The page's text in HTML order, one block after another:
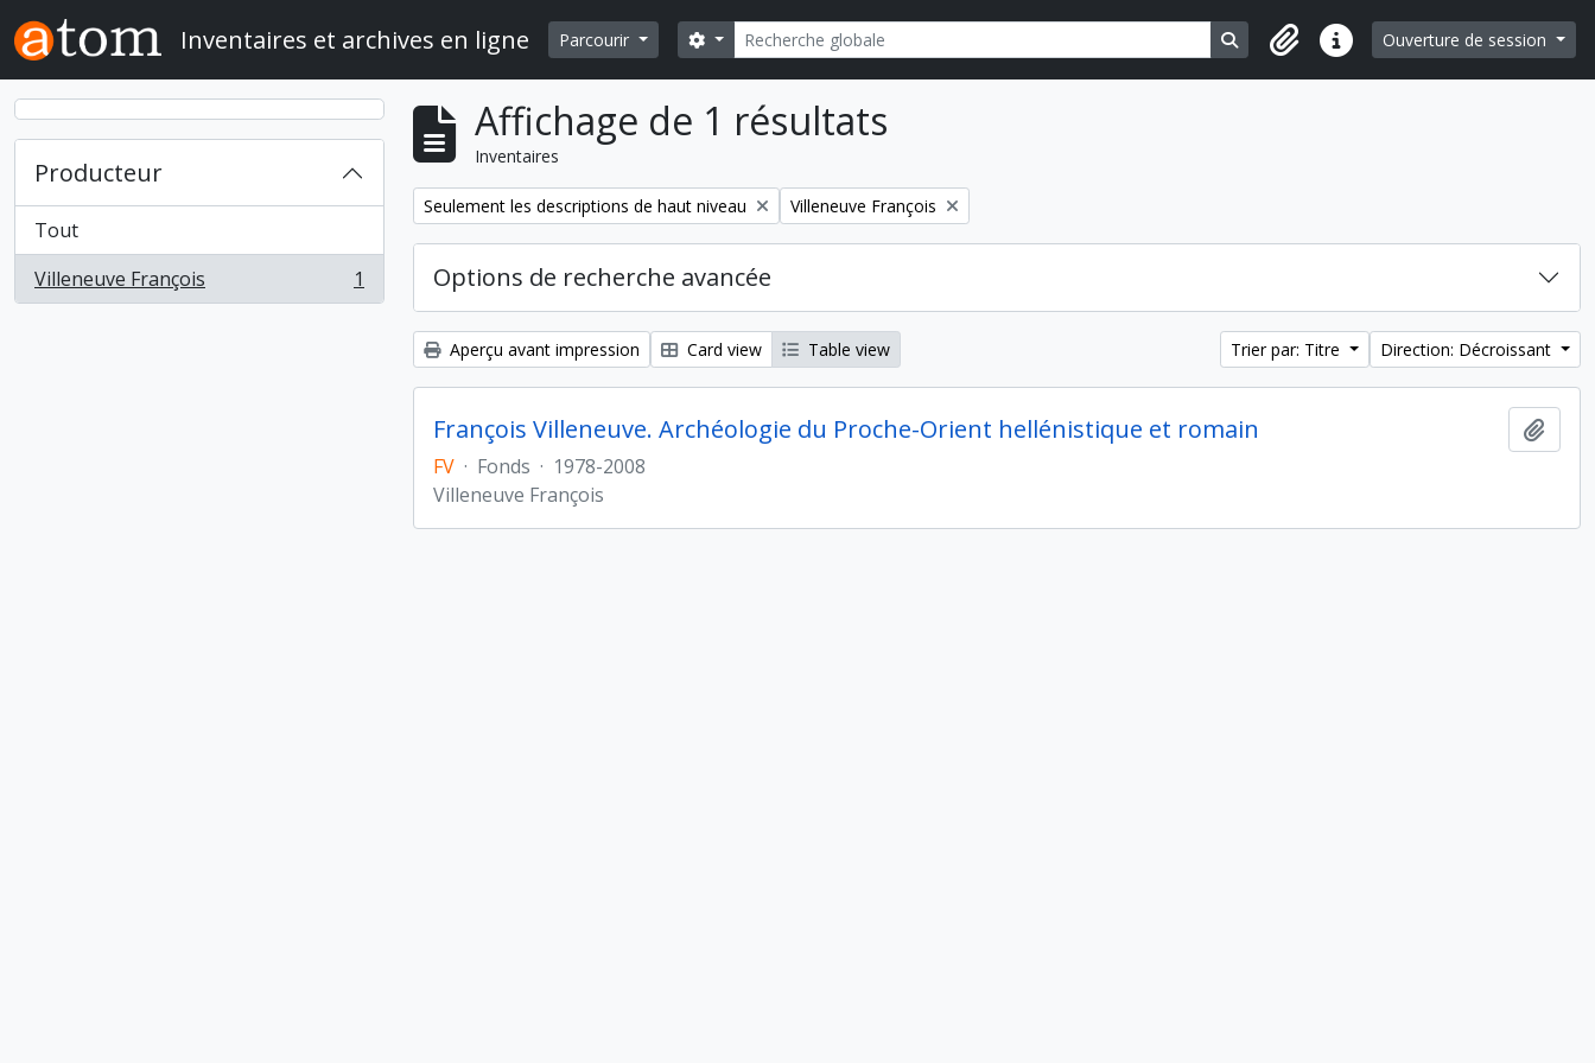
Skip to main content
Inventaires et archives en ligne Parcourir Rechercher
Search options Search in browse page
Liens rapidesOuverture de session
Producteur
Tout
Villeneuve François
, 1 résultats 1
Affichage de 1 résultats
Inventaires
Remove filter:
Seulement les descriptions de haut niveau Remove filter:
Villeneuve François
Options de recherche avancée
Aperçu avant impression Card view Table view Trier par: Titre Direction: Décroissant
François Villeneuve. Archéologie du Proche-Orient hellénistique et romain
FV · Fonds · 1978-2008
Villeneuve François